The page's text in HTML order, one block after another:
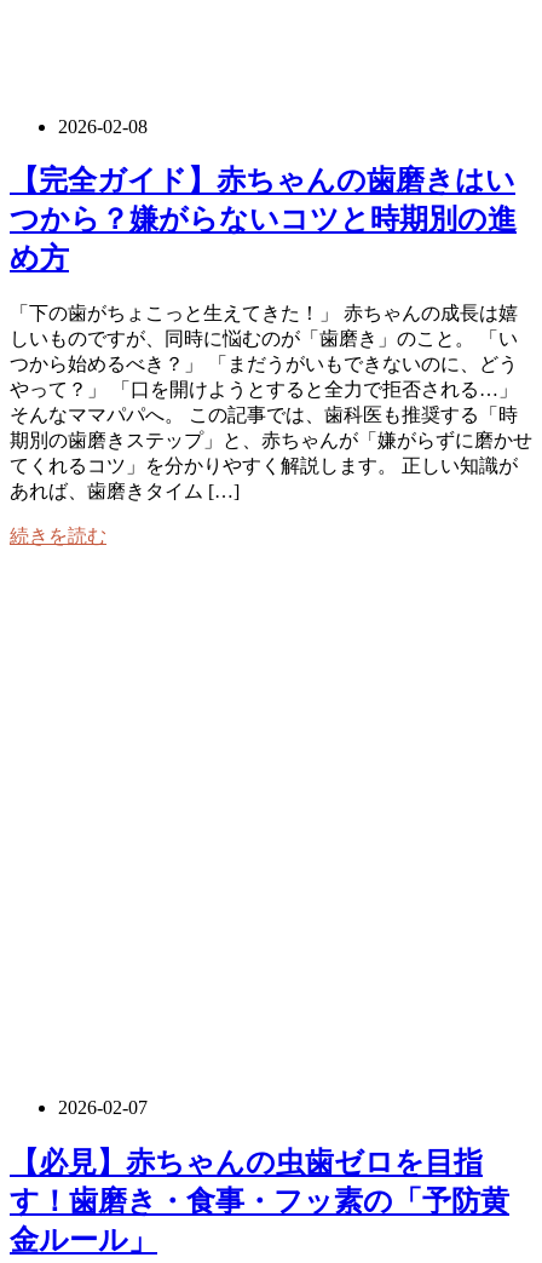
2026-02-08
【完全ガイド】赤ちゃんの歯磨きはい
つから？嫌がらないコツと時期別の進
め方
「下の歯がちょこっと生えてきた！」 赤ちゃんの成長は嬉
しいものですが、同時に悩むのが「歯磨き」のこと。 「い
つから始めるべき？」 「まだうがいもできないのに、どう
やって？」 「口を開けようとすると全力で拒否される…」
そんなママパパへ。 この記事では、歯科医も推奨する「時
期別の歯磨きステップ」と、赤ちゃんが「嫌がらずに磨かせ
てくれるコツ」を分かりやすく解説します。 正しい知識が
あれば、歯磨きタイム […]
続きを読む
2026-02-07
【必見】赤ちゃんの虫歯ゼロを目指
す！歯磨き・食事・フッ素の「予防黄
金ルール」